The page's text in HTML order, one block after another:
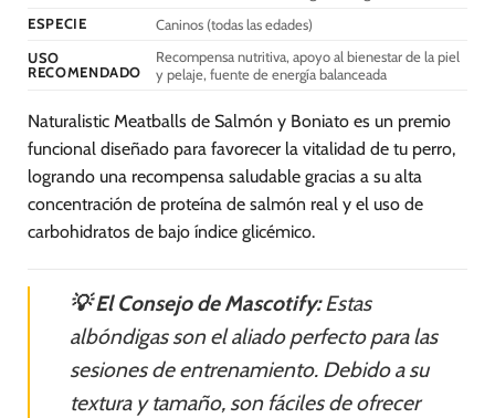
ESPECIE
Caninos (todas las edades)
USO
RECOMENDADO
Recompensa nutritiva, apoyo al bienestar de la piel
y pelaje, fuente de energía balanceada
Naturalistic Meatballs de Salmón y Boniato es un premio
funcional diseñado para favorecer la vitalidad de tu perro,
logrando una recompensa saludable gracias a su alta
concentración de proteína de salmón real y el uso de
carbohidratos de bajo índice glicémico.
💡 El Consejo de Mascotify:Estas
albóndigas son el aliado perfecto para las
sesiones de entrenamiento. Debido a su
textura y tamaño, son fáciles de ofrecer